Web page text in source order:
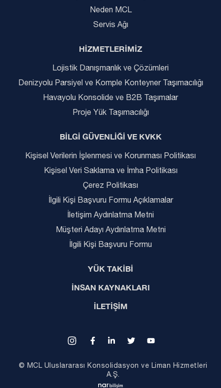
Neden MCL
Servis Ağı
HİZMETLERİMİZ
Lojistik Danışmanlık ve Çözümleri
Denizyolu Parsiyel ve Komple Konteyner Taşımacılığı
Havayolu Konsolide ve B2B Taşımalar
Proje Yük Taşımacılığı
BİLGİ GÜVENLİĞİ VE KVKK
Kişisel Verilerin İşlenmesi ve Korunması Politikası
Kişisel Veri Saklama ve İmha Politikası
Çerez Politikası
İlgili Kişi Başvuru Formu Açıklamalar
İletişim Aydınlatma Metni
Müşteri Adayı Aydınlatma Metni
İlgili Kişi Başvuru Formu
YÜK TAKİBİ
İNSAN KAYNAKLARI
İLETİŞİM
© MCL Uluslararası Konsolidasyon ve Liman Hizmetleri
A.Ş.